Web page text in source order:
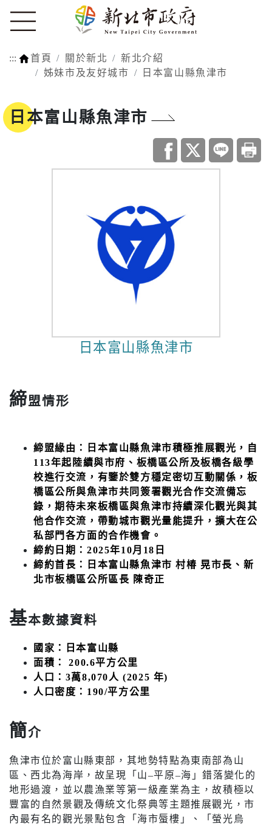
::: 首頁 關於新北
新北介紹
姊妹市及友好城市
日本富山縣魚津市
日本富山縣魚津市
日本富山縣魚津市
締盟情形
締盟緣由：日本富山縣魚津市積極推展觀光，自
113年起陸續與市府、板橋區公所及板橋各級學
校進行交流，有鑒於雙方穩定密切互動關係，板
橋區公所與魚津市共同簽署觀光合作交流備忘
錄，期待未來板橋區與魚津市持續深化觀光與其
他合作交流，帶動城市觀光量能提升，擴大在公
私部門各方面的合作機會。
締約日期：2025年10月18日
締約首長：日本富山縣魚津市 村椿 晃市長、新
北市板橋區公所區長 陳奇正
基本數據資料
國家：日本富山縣
面積： 200.6平方公里
人口：3萬8,070人 (2025 年)
人口密度：190/平方公里
簡介
魚津市位於富山縣東部，其地勢特點為東南部為山
區、西北為海岸，故呈現「山–平原–海」錯落變化的
地形過渡，並以農漁業等第一級產業為主，故積極以
豐富的自然景觀及傳統文化祭典等主題推展觀光，市
內最有名的觀光景點包含「海市蜃樓」、「螢光烏